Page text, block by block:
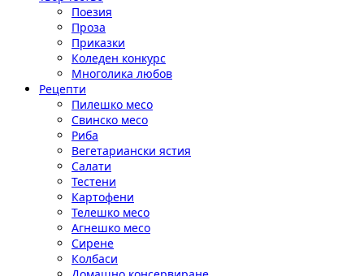
Поезия
Проза
Приказки
Коледен конкурс
Многолика любов
Рецепти
Пилешко месо
Свинско месо
Риба
Вегетариански ястия
Салати
Тестени
Картофени
Телешко месо
Агнешко месо
Сирене
Колбаси